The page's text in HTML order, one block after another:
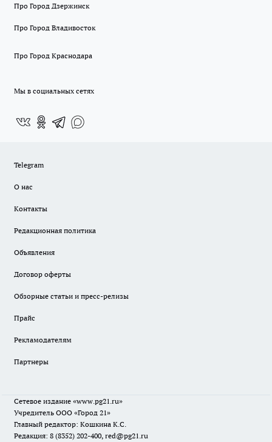
Про Город Дзержинск
Про Город Владивосток
Про Город Краснодара
Мы в социальных сетях
Telegram
О нас
Контакты
Редакционная политика
Объявления
Договор оферты
Обзорные статьи и пресс-релизы
Прайс
Рекламодателям
Партнеры
Сетевое издание «www.pg21.ru»
Учредитель ООО «Город 21»
Главный редактор: Кошкина К.С.
Редакция: 8 (8352) 202-400, red@pg21.ru